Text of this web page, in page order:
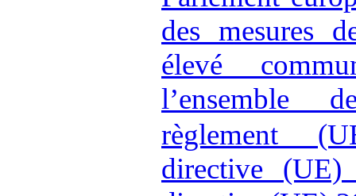
des mesures
élevé
l’ensemble
règlement
directive (UE)